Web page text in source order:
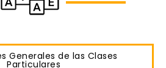
Generales de las Clases
Particulares